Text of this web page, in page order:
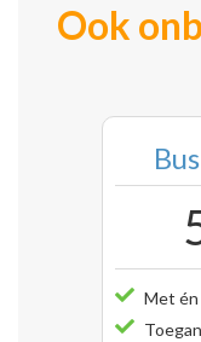
Ook
Met én